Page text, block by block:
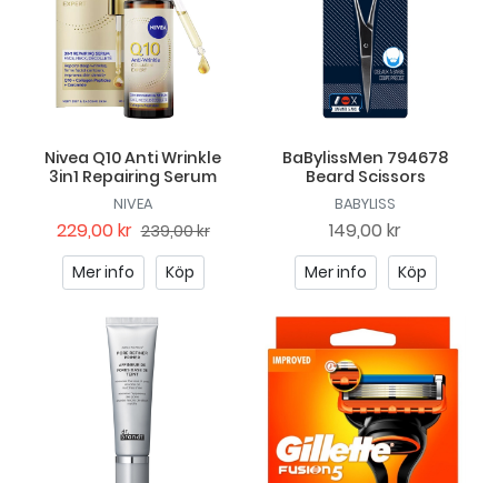
Nivea Q10 Anti Wrinkle
3in1 Repairing Serum
NIVEA
229,00 kr 239,00 kr
Mer info
Köp
BaBylissMen 794678
Beard Scissors
BABYLISS
149,00 kr
Mer info Köp